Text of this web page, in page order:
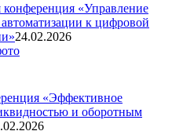
конференция «Управление
к цифровой
24.02.2026
«Эффективное
и оборотным